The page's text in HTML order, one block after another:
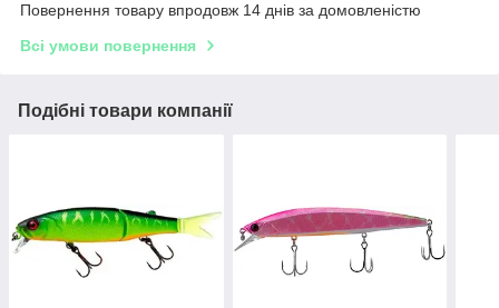
Повернення товару впродовж 14 днів за домовленістю
Всі умови повернення
Подібні товари компанії